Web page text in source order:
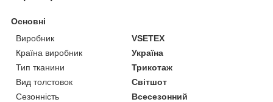
Основні
Виробник
VSETEX
Країна виробник
Україна
Тип тканини
Трикотаж
Вид толстовок
Світшот
Сезонність
Всесезонний